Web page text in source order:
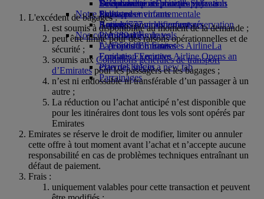
Boissons
Notre flotte
Boeing 777
L’A380 d’Emirates
L’A350 d’Emirates
Emirates Executive
Plan des sièges
Divertissements pour les enfants
Jouets pour enfants
Activités pour les enfants
La durabilité en pratique
Politique environnementale
Rapports environnementaux
Nos communautés
La Fondation Emirates AirlineLa
Fondation Emirates Airline Opens an
external link in a new tab
Parrainages
Se connecter à Emirates Skywards
Skywards+
Téléphone portable et l'application
Emirates
Annuler ou modifier une réservation
Perturbations de vols
À propos d’Emirates
L'excédent de bagages :
est soumis à disponibilité au moment de la demande ;
peut être limité pour des raisons opérationnelles et de
sécurité ;
soumis aux Conditions générales de transport
d’Emiratespour les passagers et les bagages ;
n’est ni endossable ni transférable d’un passager à un
autre ;
La réduction ou l’achat anticipé n’est disponible que
pour les itinéraires dont tous les vols sont opérés par
Emirates
Emirates se réserve le droit de modifier, limiter ou annuler
cette offre à tout moment avant l’achat et n’accepte aucune
responsabilité en cas de problèmes techniques entraînant un
défaut de paiement.
Frais :
uniquement valables pour cette transaction et peuvent